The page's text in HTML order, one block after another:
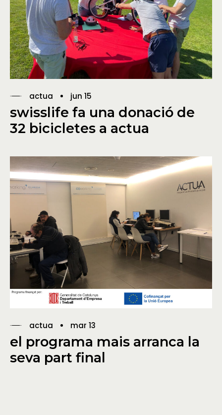
actua jun 15
swisslife fa una donació de
32 bicicletes a actua
actua mar 13
el programa mais arranca la
seva part final